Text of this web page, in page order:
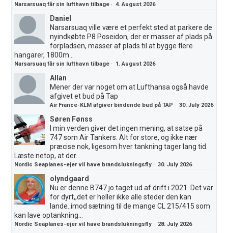
Narsarsuaq får sin lufthavn tilbage ·4. August 2026
Daniel
Narsarsuaq ville være et perfekt sted at parkere de
nyindkøbte P8 Poseidon, der er masser af plads på
forpladsen, masser af plads til at bygge flere
hangarer, 1800m...
Narsarsuaq får sin lufthavn tilbage · 1. August 2026
Allan
Mener der var noget om at Lufthansa også havde
afgivet et bud på Tap
Air France-KLM afgiver bindende bud på TAP ·30. July 2026
Søren Fønss
I min verden giver det ingen mening, at satse på
747 som Air Tankers. Alt for store, og ikke nær
præcise nok, ligesom hver tankning tager lang tid.
Læste netop, at der...
Nordic Seaplanes-ejer vil have brandslukningsfly ·30. July 2026
olyndgaard
Nu er denne B747 jo taget ud af drift i 2021. Det var
for dyrt,,det er heller ikke alle steder den kan
lande..imod sætning til de mange CL 215/415 som
kan lave optankning...
Nordic Seaplanes-ejer vil have brandslukningsfly · 28. July 2026